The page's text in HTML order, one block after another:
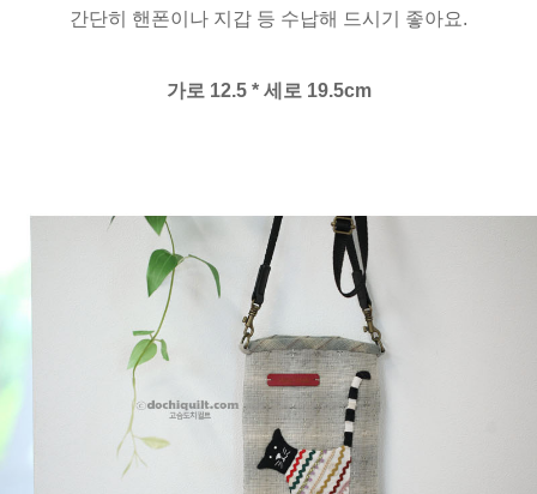
간단히 핸폰이나 지갑 등 수납해 드시기 좋아요.
가로 12.5 * 세로 19.5cm